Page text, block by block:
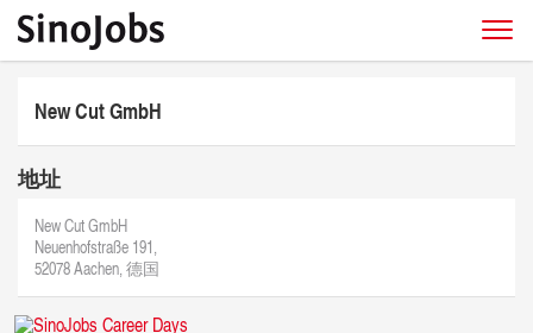
New Cut GmbH
地址
New Cut GmbH
Neuenhofstraße 191,
52078 Aachen, 德国